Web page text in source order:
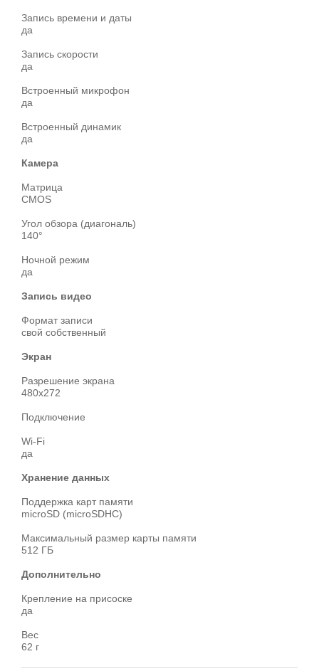
Запись времени и даты
да
Запись скорости
да
Встроенный микрофон
да
Встроенный динамик
да
Камера
Матрица
CMOS
Угол обзора (диагональ)
140°
Ночной режим
да
Запись видео
Формат записи
свой собственный
Экран
Разрешение экрана
480x272
Подключение
Wi-Fi
да
Хранение данных
Поддержка карт памяти
microSD (microSDHC)
Максимальный размер карты памяти
512 ГБ
Дополнительно
Крепление на присоске
да
Вес
62 г